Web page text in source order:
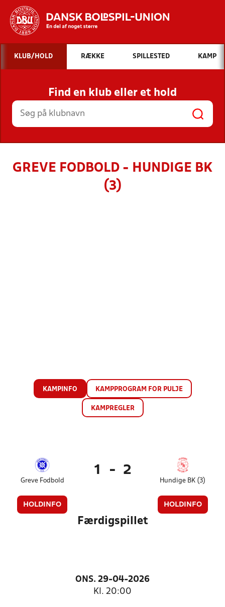
Hvad vil du søge efter?
INDHOLD OG NYHEDER
STILLINGER, RESULTATER, KLUBBER OG
HOLD
KLUB/HOLD RÆKKE SPILLESTED KAMP
Find en klub eller et hold
GREVE FODBOLD - HUNDIGE BK
(3)
KAMPINFO KAMPPROGRAM FOR PULJE
KAMPREGLER
Greve Fodbold
HOLDINFO
1 - 2
Hundige BK (3)
HOLDINFO
Færdigspillet
ONS. 29-04-2026
Kl. 20:00